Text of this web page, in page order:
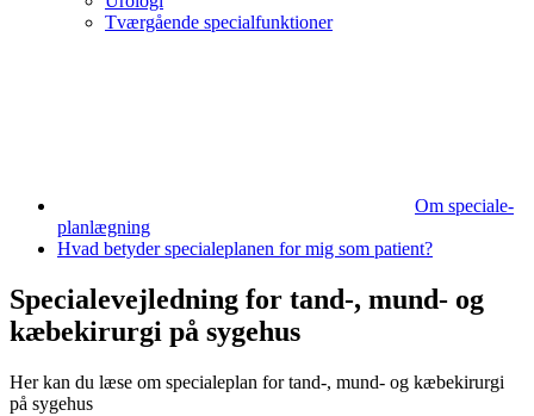
Tværgående specialfunktioner
Om speciale­
planlægning
Hvad betyder specialeplanen for mig som patient?
Specialevejledning for tand-, mund- og
kæbekirurgi på sygehus
Her kan du læse om specialeplan for tand-, mund- og kæbekirurgi
på sygehus